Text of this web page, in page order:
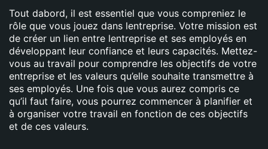
Tout dabord, il est essentiel que vous compreniez le
rôle que vous jouez dans lentreprise. Votre mission est
de créer un lien entre lentreprise et ses employés en
développant leur confiance et leurs capacités. Mettez-
vous au travail pour comprendre les objectifs de votre
entreprise et les valeurs qu’elle souhaite transmettre à
ses employés. Une fois que vous aurez compris ce
qu’il faut faire, vous pourrez commencer à planifier et
à organiser votre travail en fonction de ces objectifs
et de ces valeurs.